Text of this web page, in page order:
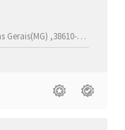
Gerais(MG) ,38610-000